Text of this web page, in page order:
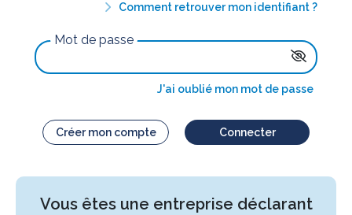
Comment retrouver mon identifiant ?
Mot de passe
J'ai oublié mon mot de passe
Créer mon compte Connecter
Vous êtes une entreprise déclarant